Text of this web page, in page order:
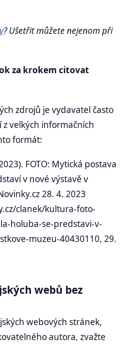
? Ušetřit můžete nejenom při
za krokem citovat
zdrojů je vydavatel často
z velkých informačních
formát:
FOTO: Mytická postava
v nové výstavě v
28. 4. 2023
clanek/kultura-foto-
holuba-se-predstavi-v-
muzeu-40430110, 29.
webů bez
webových stránek,
autora, zvažte